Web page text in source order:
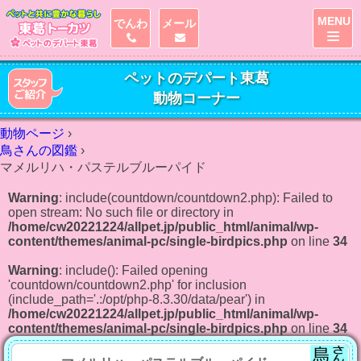
ペットのデパート東葛
動物コーナー
動物ページ ›
鳥さんの図鑑 ›
マメルリハ・パステルブルーパイド
Warning: include(countdown/countdown2.php): Failed to
open stream: No such file or directory in
/home/cw20221224/allpet.jp/public_html/animal/wp-
content/themes/animal-pc/single-birdpics.php on line 34
Warning: include(): Failed opening
'countdown/countdown2.php' for inclusion
(include_path='.:/opt/php-8.3.30/data/pear') in
/home/cw20221224/allpet.jp/public_html/animal/wp-
content/themes/animal-pc/single-birdpics.php on line 34
でんわ メール MENU